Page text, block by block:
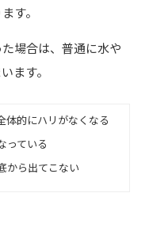
す。
場合は、普通に水や
ます。
体的にハリがなくなる
っている
から出てこない